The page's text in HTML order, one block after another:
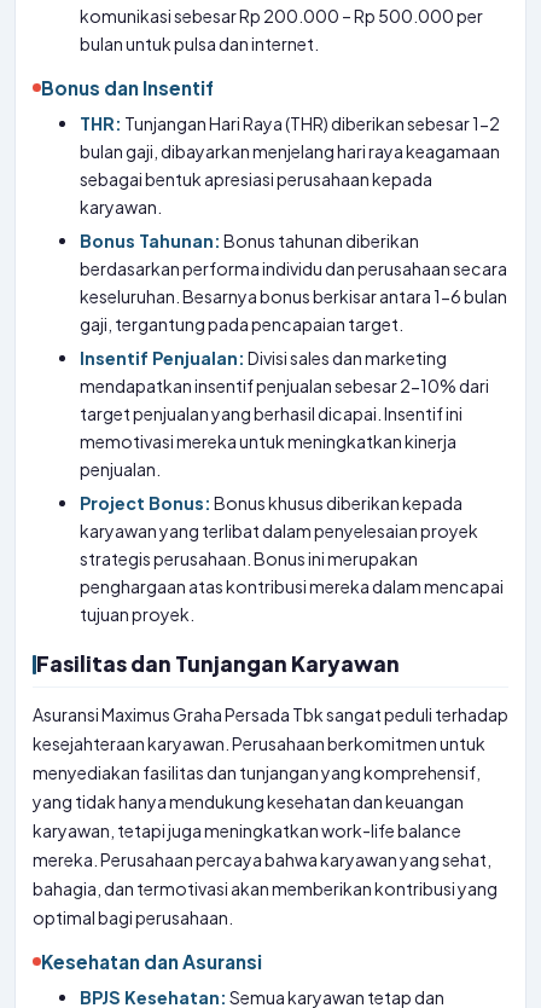
komunikasi sebesar Rp 200.000 – Rp 500.000 per
bulan untuk pulsa dan internet.
Bonus dan Insentif
THR: Tunjangan Hari Raya (THR) diberikan sebesar 1-2
bulan gaji, dibayarkan menjelang hari raya keagamaan
sebagai bentuk apresiasi perusahaan kepada
karyawan.
Bonus Tahunan: Bonus tahunan diberikan
berdasarkan performa individu dan perusahaan secara
keseluruhan. Besarnya bonus berkisar antara 1-6 bulan
gaji, tergantung pada pencapaian target.
Insentif Penjualan: Divisi sales dan marketing
mendapatkan insentif penjualan sebesar 2-10% dari
target penjualan yang berhasil dicapai. Insentif ini
memotivasi mereka untuk meningkatkan kinerja
penjualan.
Project Bonus: Bonus khusus diberikan kepada
karyawan yang terlibat dalam penyelesaian proyek
strategis perusahaan. Bonus ini merupakan
penghargaan atas kontribusi mereka dalam mencapai
tujuan proyek.
Fasilitas dan Tunjangan Karyawan
Asuransi Maximus Graha Persada Tbk sangat peduli terhadap
kesejahteraan karyawan. Perusahaan berkomitmen untuk
menyediakan fasilitas dan tunjangan yang komprehensif,
yang tidak hanya mendukung kesehatan dan keuangan
karyawan, tetapi juga meningkatkan work-life balance
mereka. Perusahaan percaya bahwa karyawan yang sehat,
bahagia, dan termotivasi akan memberikan kontribusi yang
optimal bagi perusahaan.
Kesehatan dan Asuransi
BPJS Kesehatan: Semua karyawan tetap dan